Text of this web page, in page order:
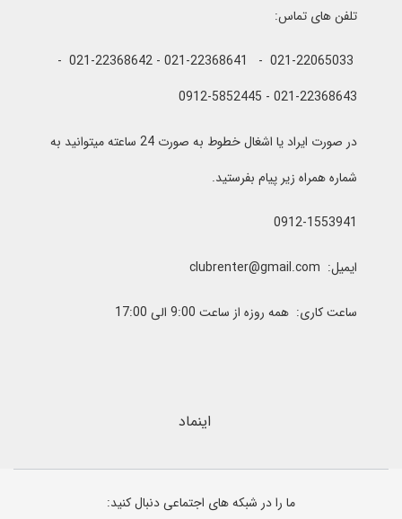
تلفن های تماس:
021-22065033 - 021-22368641 - 021-22368642 -
021-22368643 - 0912-5852445
در صورت ایراد یا اشغال خطوط به صورت 24 ساعته میتوانید به
شماره همراه زیر پیام بفرستید.
0912-1553941
ایمیل: clubrenter@gmail.com
ساعت کاری: همه روزه از ساعت 9:00 الی 17:00
اینماد
ما را در شبکه های اجتماعی دنبال کنید: